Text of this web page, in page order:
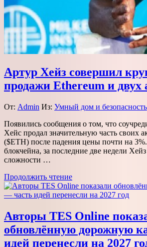
Артур Хейз совершил
продажи Ethereum и двух
От: Admin Из: Умный дом и безопасность
Появились сообщения о том, что
Хейс продал значительную часть своих
($ETH) после падения цены почти на
блокчейна, за последние две недели
сложности …
Продолжить чтение
Авторы TES Online
обновлённую дорожную
идей перенесли на 2027